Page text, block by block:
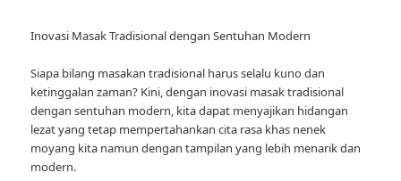
Inovasi Masak Tradisional dengan Sentuhan Modern
Siapa bilang masakan tradisional harus selalu kuno dan
ketinggalan zaman? Kini, dengan inovasi masak tradisional
dengan sentuhan modern, kita dapat menyajikan hidangan
lezat yang tetap mempertahankan cita rasa khas nenek
moyang kita namun dengan tampilan yang lebih menarik dan
modern.